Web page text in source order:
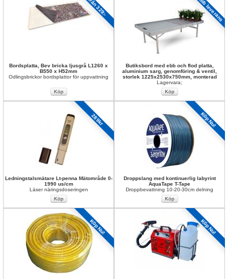
från 329:-
Bordsplatta, Bev bricka ljusgrå L1260 x
B550 x H52mm
Odlingsbrickor bordsplattor för uppvattning
Snabb leverans
Butiksbord med ebb och flod platta,
aluminium sarg, genomföring & ventil,
storlek 1225x2530x750mm, monterad
Lagervara;
289kr
Ledningstalsmätare Lt-penna Mätområde 0-
1990 us/cm
Läser näringsdoseringen
Köp Nu!
Droppslang med kontinuerlig labyrint
AquaTape T-Tape
Droppbevattning 10-20-30cm delning
Köp Nu! Köp Nu!